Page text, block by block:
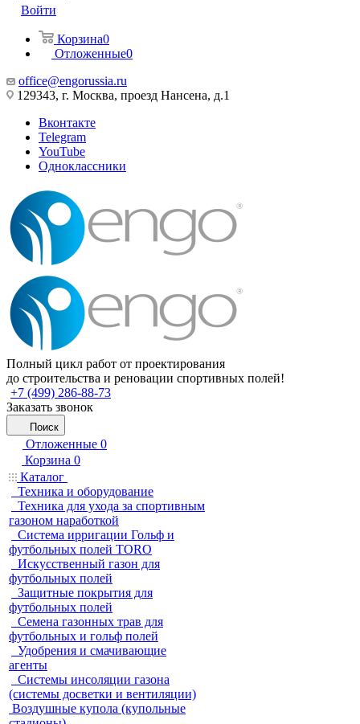
Войти
Корзина0
Отложенные0
office@engorussia.ru
129343, г. Москва, проезд Нансена, д.1
Вконтакте
Telegram
YouTube
Одноклассники
Полный цикл работ от проектирования
до строительства и реновации спортивных полей!
+7 (499) 286-88-73
Заказать звонок
Поиск
Отложенные 0
Корзина 0
Каталог
Техника и оборудование
Техника для ухода за спортивным
газоном наработкой
Система ирригации Гольф и
футбольных полей TORO
Искусственный газон для
футбольных полей
Защитные покрытия для
футбольных полей
Семена газонных трав для
футбольных и гольф полей
Удобрения и смачивающие
агенты
Системы инсоляции газона
(системы досветки и вентиляции)
Воздушные купола (купольные